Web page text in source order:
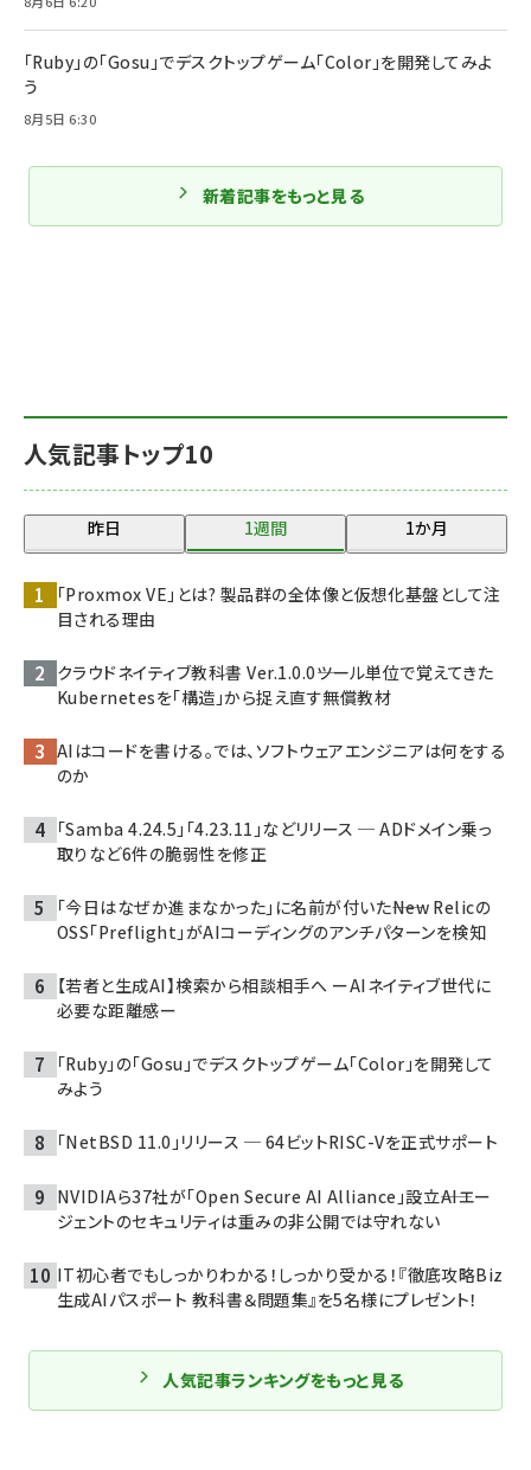
人気記事トップ10
昨日 1週間 1か月
「Proxmox VE」とは? 製品群の全体像と仮想化基盤として注
目される理由
クラウドネイティブ教科書 Ver.1.0.0――ツール単位で覚えてきた
Kubernetesを「構造」から捉え直す無償教材
AIはコードを書ける。では、ソフトウェアエンジニアは何をする
のか
「Samba 4.24.5」「4.23.11」などリリース ─ ADドメイン乗っ
取りなど6件の脆弱性を修正
「今日はなぜか進まなかった」に名前が付いた――New Relicの
OSS「Preflight」がAIコーディングのアンチパターンを検知
【若者と生成AI】検索から相談相手へ ーAIネイティブ世代に
必要な距離感ー
「Ruby」の「Gosu」でデスクトップゲーム「Color」を開発して
みよう
「NetBSD 11.0」リリース ─ 64ビットRISC-Vを正式サポート
NVIDIAら37社が「Open Secure AI Alliance」設立――AIエー
ジェントのセキュリティは重みの非公開では守れない
IT初心者でもしっかりわかる！しっかり受かる！『徹底攻略Biz
生成AIパスポート 教科書＆問題集』を5名様にプレゼント！
人気記事ランキングをもっと見る
「Ruby」の「Gosu」でデスクトップゲーム「Color」を開発してみよ
う
8月5日 6:30
新着記事をもっと見る